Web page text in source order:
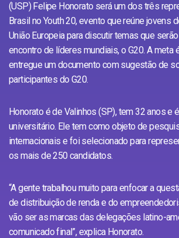
(USP) Felipe Honorato será um dos três
Brasil no Youth 20, evento que reúne jovens
União Europeia para discutir temas que
encontro de líderes mundiais, o G20. A meta
entregue um documento com sugestão de
participantes do G20.
Honorato é de Valinhos (SP), tem 32 anos e
universitário. Ele tem como objeto de
internacionais e foi selecionado para
os mais de 250 candidatos.
“A gente trabalhou muito para enfocar a
de distribuição de renda e do
vão ser as marcas das delegações latino-
comunicado final”, explica Honorato.